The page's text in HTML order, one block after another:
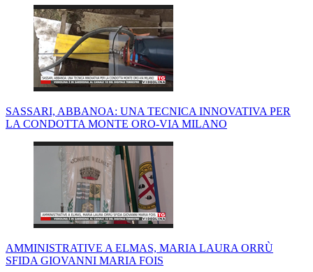
SASSARI, ABBANOA: UNA TECNICA INNOVATIVA PER
LA CONDOTTA MONTE ORO-VIA MILANO
AMMINISTRATIVE A ELMAS, MARIA LAURA ORRÙ
SFIDA GIOVANNI MARIA FOIS